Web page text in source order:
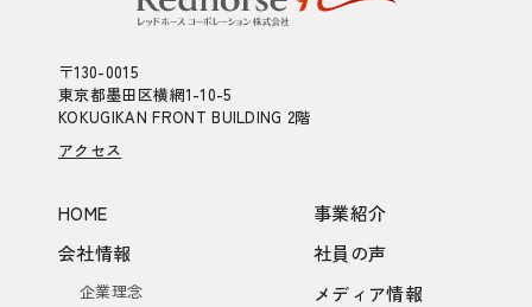
〒130-0015
東京都墨田区横網1-10-5
KOKUGIKAN FRONT BUILDING 2階
アクセス
HOME
会社情報
企業理念
事業紹介
社員の声
メディア情報